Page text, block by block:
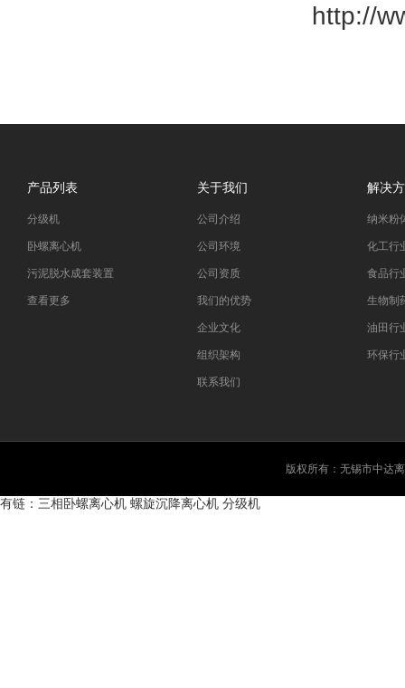
http://
产品列表
分级机
卧螺离心机
污泥脱水成套装置
查看更多
关于我们
公司介绍
公司环境
公司资质
我们的优势
企业文化
组织架构
联系我们
解决
纳米粉
化工行
食品行
生物制
油田行
环保行
版权所有：无锡市中达
有链： 三相卧螺离心机 螺旋沉降离心机 分级机